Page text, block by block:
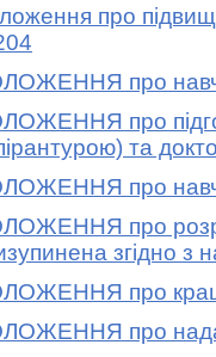
про
про
про
та
про
про
згідно з
про кращу
про